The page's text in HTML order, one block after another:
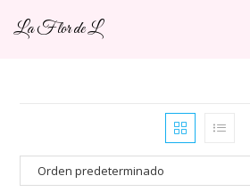
La Flor de L